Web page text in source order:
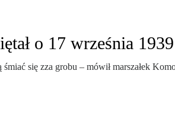
o 17 września 1939
się zza grobu – mówił marszałek